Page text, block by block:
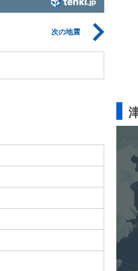
次の地震